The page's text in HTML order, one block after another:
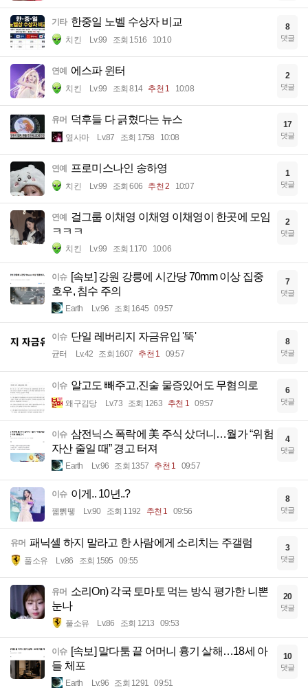
기타 한중일 노벨 수상자 비교
치킨 Lv.99 조회 1516 10:10
8
댓글
연예 에스파 윈터
치킨 Lv.99 조회 814 추천 1 10:08
2
댓글
유머 덕후들 다 긁혔다는 뉴스
옆사마 Lv.87 조회 1758 10:08
17
댓글
연예 프로미스나인 송하영
치킨 Lv.99 조회 606 추천 2 10:07
1
댓글
연예
걸그룹 이채영 이채영 이채영이 한곳에 모임
ㅋㅋㅋ
치킨 Lv.99 조회 1170 10:06
2
댓글
이슈 [속보] 강원 강릉에 시간당 70mm 이상 집중
호우, 침수 주의
Earth Lv.96 조회 1645 09:57
7
댓글
이슈 단일 레버리지 자금유입 '뚝'
균터 Lv.42 조회 1607 추천 1 09:57
8
댓글
이슈 알고도 빼주고,진술 물증있어도 무혐의로
왜구김당 Lv.73 조회 1263 추천 1 09:57
6
댓글
이슈 삼전닉스 폭락에 美 주식 샀더니…월가 “위험
자산 줄일 때” 경고 터져
Earth Lv.96 조회 1357 추천 1 09:57
4
댓글
이슈 이게.. 10년..?
꿻뻵뗗 Lv.90 조회 1192 추천 1 09:56
8
댓글
유머 패닉셀 하지 말라고 한 사람에게 소리치는 주갤럼
풀소유 Lv.86 조회 1595 09:55
3
댓글
유머 소리On) 각국 토마토 먹는 방식 평가한 니뽄
눈나
풀소유 Lv.86 조회 1213 09:53
20
댓글
이슈 [속보] 말다툼 끝 어머니 흉기 살해…18세 아
들 체포
Earth Lv.96 조회 1291 09:51
10
댓글